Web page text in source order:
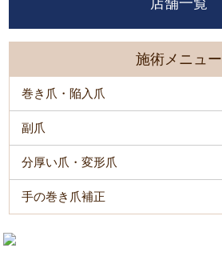
店舗一覧
施術メニュー
巻き爪・陥入爪
副爪
分厚い爪・変形爪
手の巻き爪補正